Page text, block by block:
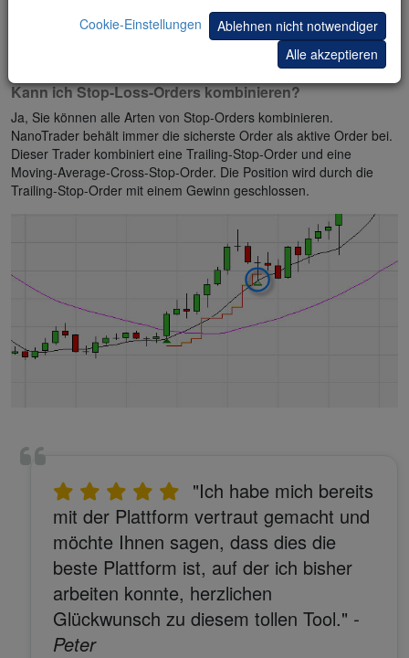
Kann ich Stop-Loss-Orders kombinieren?
Ja, Sie können alle Arten von Stop-Orders kombinieren.
NanoTrader behält immer die sicherste Order als aktive Order bei.
Dieser Trader kombiniert eine Trailing-Stop-Order und eine
Moving-Average-Cross-Stop-Order. Die Position wird durch die
Trailing-Stop-Order mit einem Gewinn geschlossen.
"Ich habe mich bereits
mit der Plattform vertraut gemacht und
möchte Ihnen sagen, dass dies die
beste Plattform ist, auf der ich bisher
arbeiten konnte, herzlichen
Glückwunsch zu diesem tollen Tool." -
Peter
Cookie-Einstellungen
Ablehnen nicht notwendiger
Alle akzeptieren